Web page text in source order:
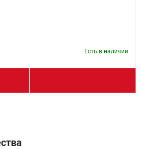
Есть в наличии